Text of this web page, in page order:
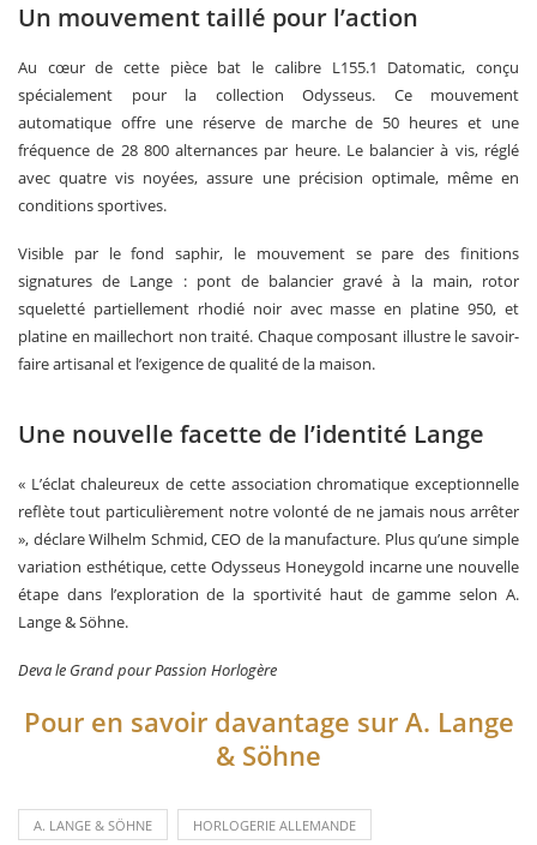
Un mouvement taillé pour l’action
Au cœur de cette pièce bat le calibre L155.1 Datomatic, conçu
spécialement pour la collection Odysseus. Ce mouvement
automatique offre une réserve de marche de 50 heures et une
fréquence de 28 800 alternances par heure. Le balancier à vis, réglé
avec quatre vis noyées, assure une précision optimale, même en
conditions sportives.
Visible par le fond saphir, le mouvement se pare des finitions
signatures de Lange : pont de balancier gravé à la main, rotor
squeletté partiellement rhodié noir avec masse en platine 950, et
platine en maillechort non traité. Chaque composant illustre le savoir-
faire artisanal et l’exigence de qualité de la maison.
Une nouvelle facette de l’identité Lange
« L’éclat chaleureux de cette association chromatique exceptionnelle
reflète tout particulièrement notre volonté de ne jamais nous arrêter
», déclare Wilhelm Schmid, CEO de la manufacture. Plus qu’une simple
variation esthétique, cette Odysseus Honeygold incarne une nouvelle
étape dans l’exploration de la sportivité haut de gamme selon A.
Lange & Söhne.
Deva le Grand pour Passion Horlogère
Pour en savoir davantage sur A. Lange
& Söhne
A. LANGE & SÖHNE HORLOGERIE ALLEMANDE